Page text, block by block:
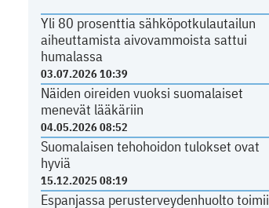
Yli 80 prosenttia sähköpotkulautailun
aiheuttamista aivovammoista sattui
humalassa
03.07.2026 10:39
Näiden oireiden vuoksi suomalaiset
menevät lääkäriin
04.05.2026 08:52
Suomalaisen tehohoidon tulokset ovat
hyviä
15.12.2025 08:19
Espanjassa perusterveydenhuolto toimii